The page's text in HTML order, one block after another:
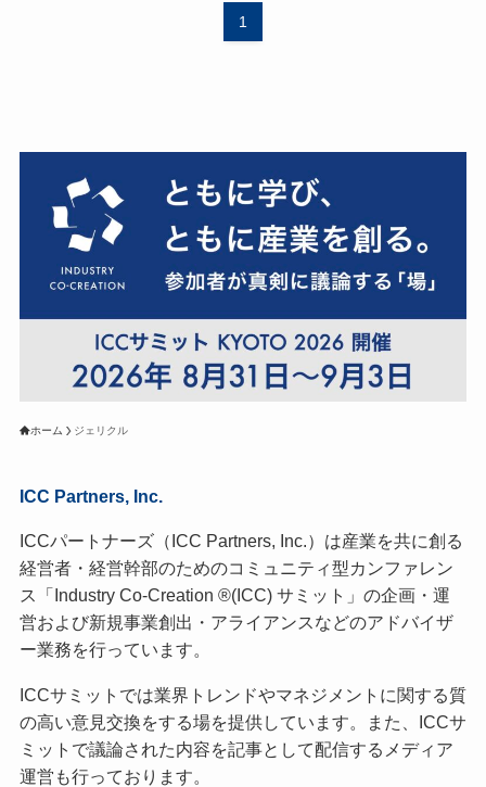
1
ホーム ジェリクル
ICC Partners, Inc.
ICCパートナーズ（ICC Partners, Inc.）は産業を共に創る
経営者・経営幹部のためのコミュニティ型カンファレン
ス「Industry Co-Creation ®(ICC) サミット」の企画・運
営および新規事業創出・アライアンスなどのアドバイザ
ー業務を行っています。
ICCサミットでは業界トレンドやマネジメントに関する質
の高い意見交換をする場を提供しています。また、ICCサ
ミットで議論された内容を記事として配信するメディア
運営も行っております。